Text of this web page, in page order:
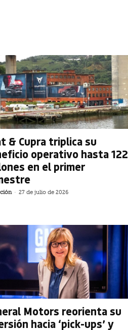
& Cupra triplica su
operativo hasta 122
en el primer
- 27 de julio de 2026
Motors reorienta su
hacia ‘pick-ups’ y